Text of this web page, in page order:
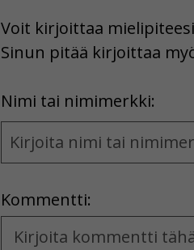
Voit kirjoittaa
Sinun pitää kirjoittaa
Nimi tai nimimerkki:
and
Kommentti:
Kommentti